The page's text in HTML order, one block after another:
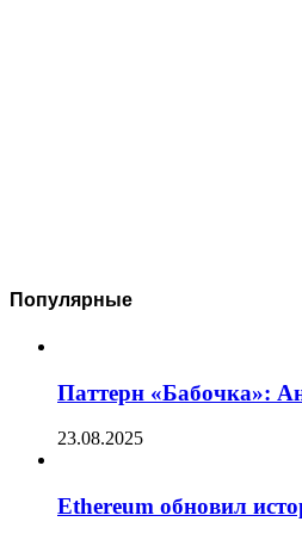
Популярные
Паттерн «Бабочка»:
23.08.2025
Ethereum обновил